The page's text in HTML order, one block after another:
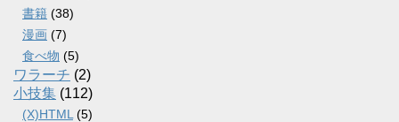
書籍 (38)
漫画 (7)
食べ物 (5)
ワラーチ (2)
小技集 (112)
(X)HTML (5)